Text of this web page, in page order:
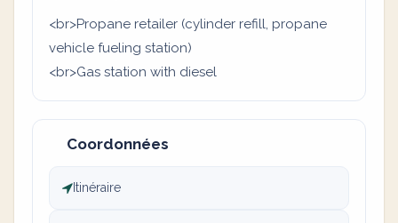
<br>Propane retailer (cylinder refill, propane
vehicle fueling station)
<br>Gas station with diesel
Coordonnées
Itinéraire